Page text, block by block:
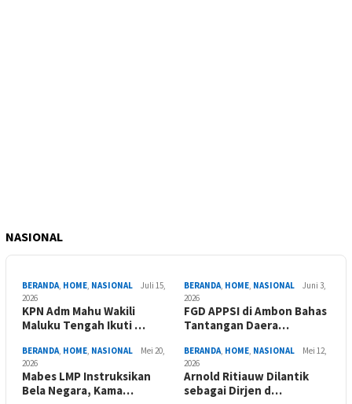
NASIONAL
BERANDA, HOME, NASIONAL
Juli 15,
2026
KPN Adm Mahu Wakili
Maluku Tengah Ikuti …
BERANDA, HOME, NASIONAL
Juni 3,
2026
FGD APPSI di Ambon Bahas
Tantangan Daera…
BERANDA, HOME, NASIONAL
Mei 20,
2026
Mabes LMP Instruksikan
Bela Negara, Kama…
BERANDA, HOME, NASIONAL
Mei 12,
2026
Arnold Ritiauw Dilantik
sebagai Dirjen d…